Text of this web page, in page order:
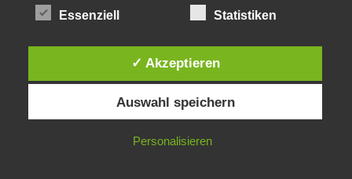
Reisebewertungen
Restaurants
Diese Website verwendet Cookies. Durch die weitere Nutzung dieser
Website stimmst du der Verwendung von Cookies zu.
IN ORDNUNG
Essenziell Statistiken
✓ Akzeptieren
Auswahl speichern
Personalisieren